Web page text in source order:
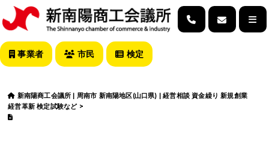
事業者 市民 検定
新南陽商工会議所 | 周南市 新南陽地区(山口県) | 経営相談 資金繰り 新規創業
経営革新 検定試験など>